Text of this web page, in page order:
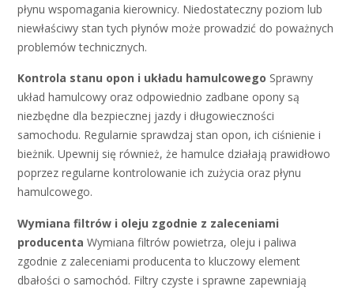
płynu wspomagania kierownicy. Niedostateczny poziom lub
niewłaściwy stan tych płynów może prowadzić do poważnych
problemów technicznych.
Kontrola stanu opon i układu hamulcowego Sprawny
układ hamulcowy oraz odpowiednio zadbane opony są
niezbędne dla bezpiecznej jazdy i długowieczności
samochodu. Regularnie sprawdzaj stan opon, ich ciśnienie i
bieżnik. Upewnij się również, że hamulce działają prawidłowo
poprzez regularne kontrolowanie ich zużycia oraz płynu
hamulcowego.
Wymiana filtrów i oleju zgodnie z zaleceniami
producenta Wymiana filtrów powietrza, oleju i paliwa
zgodnie z zaleceniami producenta to kluczowy element
dbałości o samochód. Filtry czyste i sprawne zapewniają